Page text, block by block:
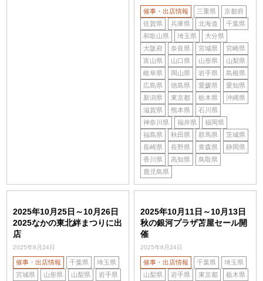
催事・出店情報 三重県
京都府
佐賀県
兵庫県 北海道
千葉県
和歌山県
埼玉県
大分県
大阪府
奈良県 宮城県
宮崎県
富山県
山口県 山形県
山梨県
岐阜県
岡山県 岩手県
島根県
広島県
徳島県 愛媛県
愛知県
新潟県
東京都 栃木県
沖縄県
滋賀県
熊本県
石川県
神奈川県
福井県
福岡県
福島県
秋田県 群馬県
茨城県
長崎県
長野県 青森県
静岡県
香川県
高知県
鳥取県
鹿児島県
2025年10月25日～10月26日
2025なかの東北絆まつりに出
店
2025年8月24日
催事・出店情報 千葉県
埼玉県
宮城県
山形県 山梨県
岩手県
2025年10月11日～10月13日
秋の銀河プラザ苫屋セール開
催
2025年8月24日
催事・出店情報 千葉県
埼玉県
山梨県
岩手県 東京都
栃木県